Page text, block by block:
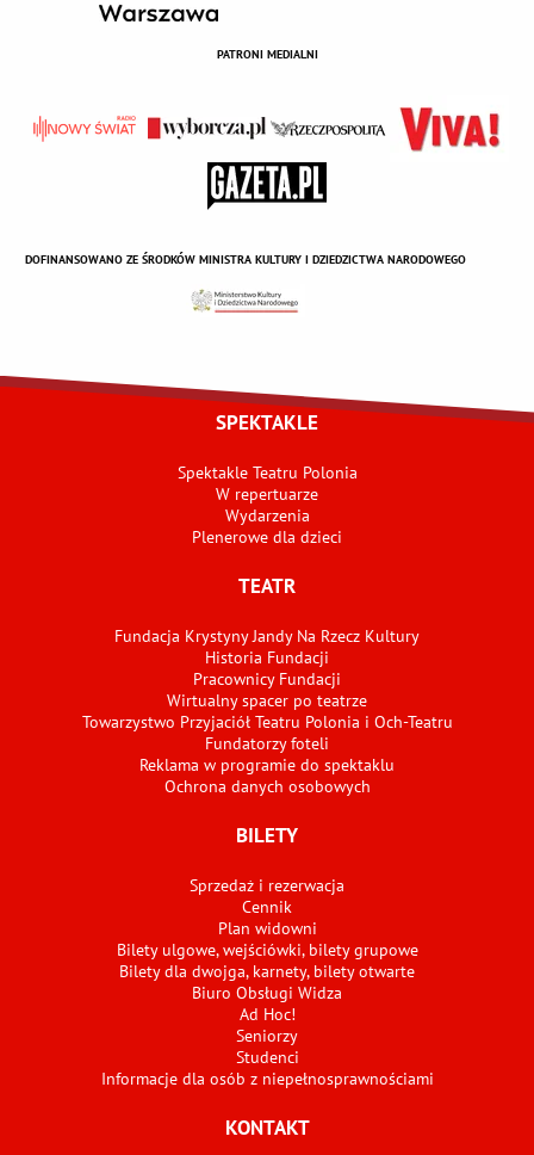
PATRONI MEDIALNI
DOFINANSOWANO ZE ŚRODKÓW MINISTRA KULTURY I DZIEDZICTWA NARODOWEGO
SPEKTAKLE
Spektakle Teatru Polonia
W repertuarze
Wydarzenia
Plenerowe dla dzieci
TEATR
Fundacja Krystyny Jandy Na Rzecz Kultury
Historia Fundacji
Pracownicy Fundacji
Wirtualny spacer po teatrze
Towarzystwo Przyjaciół Teatru Polonia i Och-Teatru
Fundatorzy foteli
Reklama w programie do spektaklu
Ochrona danych osobowych
BILETY
Sprzedaż i rezerwacja
Cennik
Plan widowni
Bilety ulgowe, wejściówki, bilety grupowe
Bilety dla dwojga, karnety, bilety otwarte
Biuro Obsługi Widza
Ad Hoc!
Seniorzy
Studenci
Informacje dla osób z niepełnosprawnościami
KONTAKT